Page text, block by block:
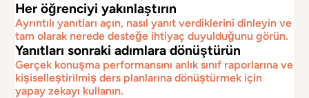
Her öğrenciyi yakınlaştırın
Ayrıntılı yanıtları açın, nasıl yanıt verdiklerini dinleyin ve
tam olarak nerede desteğe ihtiyaç duyulduğunu görün.
Yanıtları sonraki adımlara dönüştürün
Gerçek konuşma performansını anlık sınıf raporlarına ve
kişiselleştirilmiş ders planlarına dönüştürmek için
yapay zekayı kullanın.